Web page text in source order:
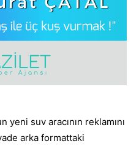
suv aracının reklamını
arka formattaki